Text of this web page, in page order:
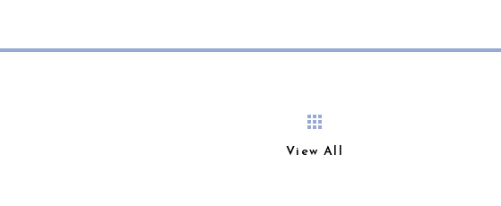
View All